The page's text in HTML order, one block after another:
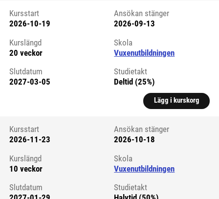
Kursstart 6326531
Kursstart
2026-10-19
Ansökan stänger
2026-09-13
Kurslängd
20 veckor
Skola
Vuxenutbildningen
Slutdatum
2027-03-05
Studietakt
Deltid (25%)
Lägg i kurskorg
Kursstart 6326532
Kursstart
2026-11-23
Ansökan stänger
2026-10-18
Kurslängd
10 veckor
Skola
Vuxenutbildningen
Slutdatum
Studietakt